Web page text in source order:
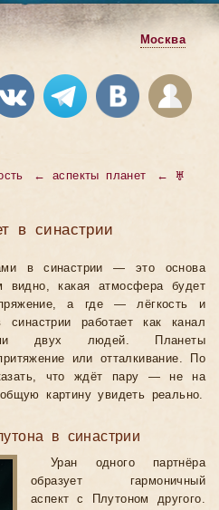
Москва
← аспекты планет
← ♅
в синастрии
в синастрии — это основа
видно, какая атмосфера будет
а где — лёгкость и
синастрии работает как канал
двух людей. Планеты
или отталкивание. По
что ждёт пару — не на
картину увидеть реально.
в синастрии
Уран одного партнёра
образует гармоничный
аспект с Плутоном другого.